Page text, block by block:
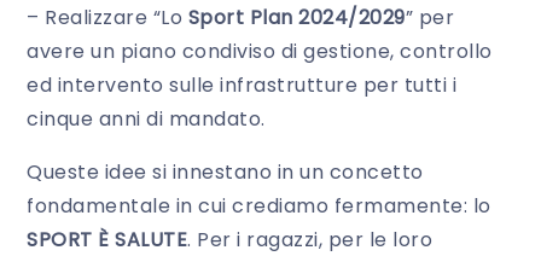
– Realizzare “Lo Sport Plan 2024/2029” per
avere un piano condiviso di gestione, controllo
ed intervento sulle infrastrutture per tutti i
cinque anni di mandato.
Queste idee si innestano in un concetto
fondamentale in cui crediamo fermamente: lo
SPORT È SALUTE. Per i ragazzi, per le loro